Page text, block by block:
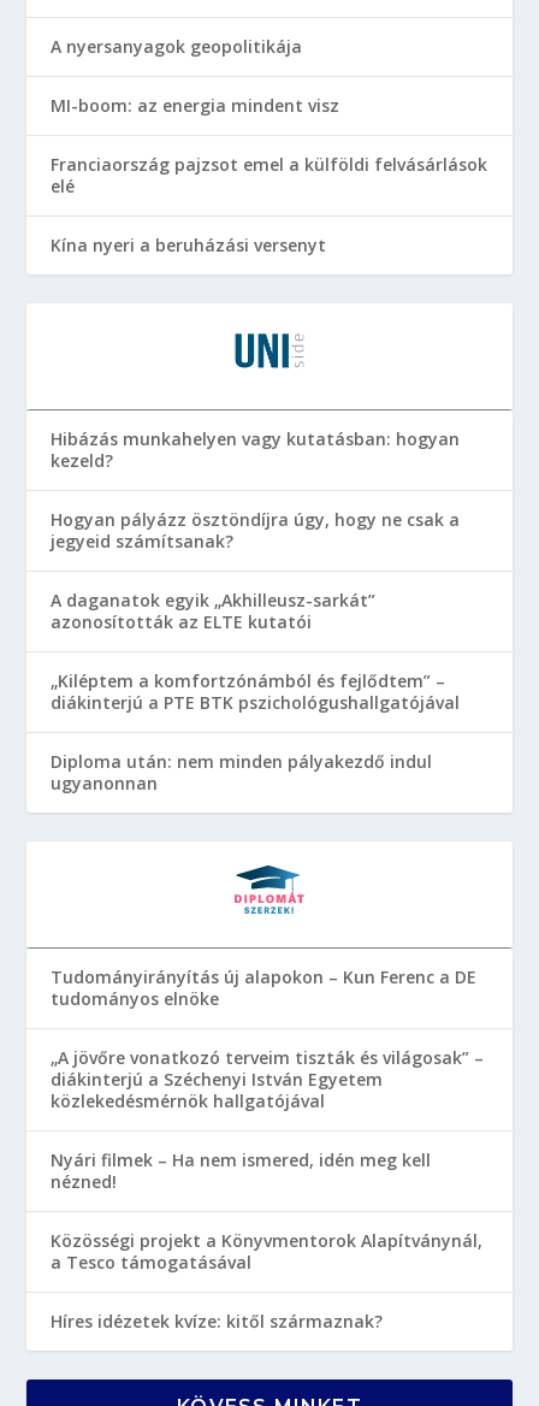
A nyersanyagok geopolitikája
MI-boom: az energia mindent visz
Franciaország pajzsot emel a külföldi felvásárlások
elé
Kína nyeri a beruházási versenyt
Hibázás munkahelyen vagy kutatásban: hogyan
kezeld?
Hogyan pályázz ösztöndíjra úgy, hogy ne csak a
jegyeid számítsanak?
A daganatok egyik „Akhilleusz-sarkát”
azonosították az ELTE kutatói
„Kiléptem a komfortzónámból és fejlődtem” –
diákinterjú a PTE BTK pszichológushallgatójával
Diploma után: nem minden pályakezdő indul
ugyanonnan
Tudományirányítás új alapokon – Kun Ferenc a DE
tudományos elnöke
„A jövőre vonatkozó terveim tiszták és világosak” –
diákinterjú a Széchenyi István Egyetem
közlekedésmérnök hallgatójával
Nyári filmek – Ha nem ismered, idén meg kell
nézned!
Közösségi projekt a Könyvmentorok Alapítványnál,
a Tesco támogatásával
Híres idézetek kvíze: kitől származnak?